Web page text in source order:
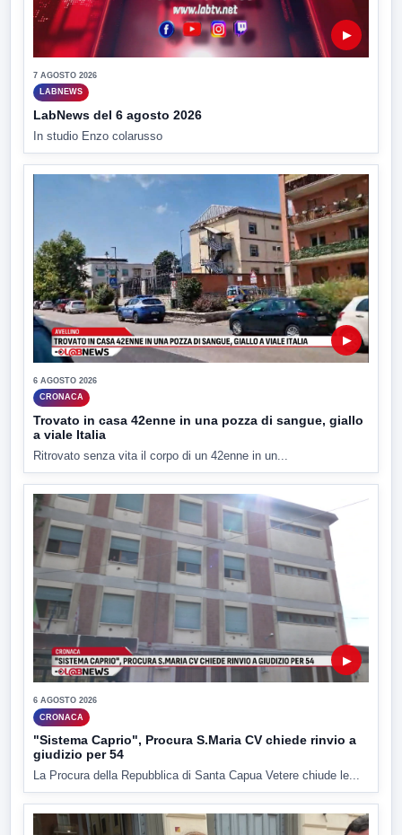
▶
7 AGOSTO 2026
LABNEWS
LabNews del 6 agosto 2026
In studio Enzo colarusso
▶
6 AGOSTO 2026
CRONACA
Trovato in casa 42enne in una pozza di sangue, giallo
a viale Italia
Ritrovato senza vita il corpo di un 42enne in un...
▶
6 AGOSTO 2026
CRONACA
"Sistema Caprio", Procura S.Maria CV chiede rinvio a
giudizio per 54
La Procura della Repubblica di Santa Capua Vetere chiude le...